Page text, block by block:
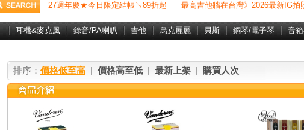
27週年慶★今日限定結帳↘89折起 最高吉他牆在台灣》2026最新IG拍
耳機&麥克風 錄音/PA喇叭 吉他 烏克麗麗 貝斯 鋼琴/電子琴 音
排序： 價格低至高 | 價格高至低 | 最新上架 | 購買人次